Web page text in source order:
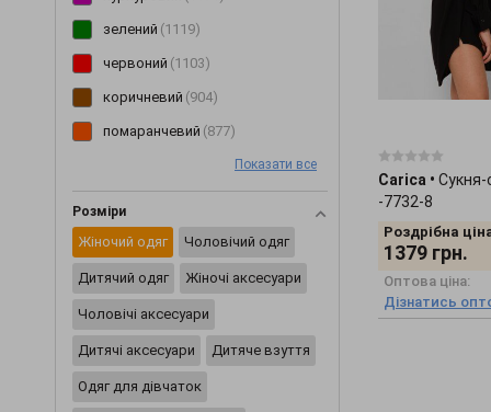
Плащи(6)
Пледи(29)
Ползунки (46)
Постільна білизна(2)
(20)
Піджаки(233)
Піжами(62)
Светри
зелений (1119)
червоний (1103)
коричневий (904)
помаранчевий (877)
(599)
Показати все
Розміри
Жіночий одяг Чоловічий одяг
Дитячий одяг Жіночі аксесуари
Чоловічі аксесуари
Дитячі аксесуари Дитяче взуття
Одяг для дівчаток
Carica • Сукня-
-7732-8
Роздрібна
1379 грн.
Оптова ціна:
Дізнатись